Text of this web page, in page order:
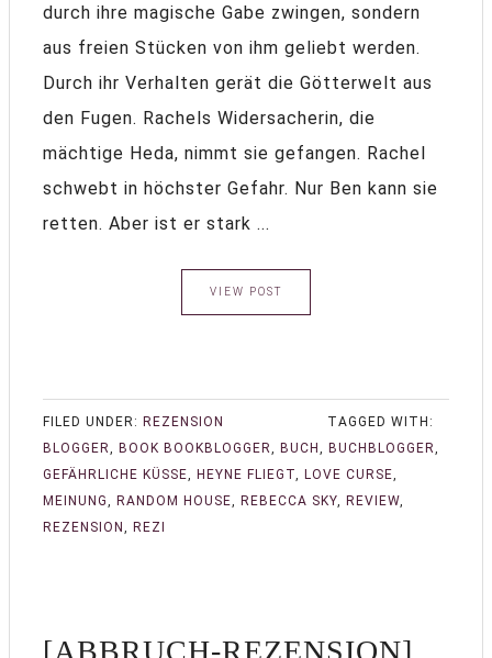
durch ihre magische Gabe zwingen, sondern
aus freien Stücken von ihm geliebt werden.
Durch ihr Verhalten gerät die Götterwelt aus
den Fugen. Rachels Widersacherin, die
mächtige Heda, nimmt sie gefangen. Rachel
schwebt in höchster Gefahr. Nur Ben kann sie
retten. Aber ist er stark ...
VIEW POST
FILED UNDER: REZENSION
TAGGED WITH:
BLOGGER, BOOK BOOKBLOGGER, BUCH , BUCHBLOGGER,
GEFÄHRLICHE KÜSSE, HEYNE FLIEGT, LOVE CURSE,
MEINUNG, RANDOM HOUSE, REBECCA SKY, REVIEW,
REZENSION , REZI
[ABBRUCH-REZENSION]